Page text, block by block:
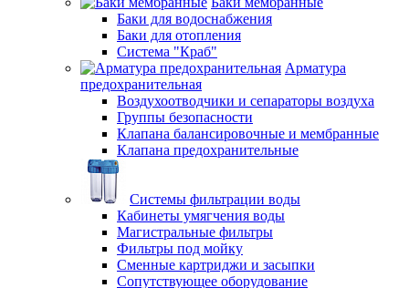
Баки для водоснабжения
Баки для отопления
Система "Краб"
Арматура
предохранительная
Воздухоотводчики и сепараторы воздуха
Группы безопасности
Клапана балансировочные и мембранные
Клапана предохранительные
Системы фильтрации воды
Кабинеты умягчения воды
Магистральные фильтры
Фильтры под мойку
Сменные картриджи и засыпки
Сопутствующее оборудование